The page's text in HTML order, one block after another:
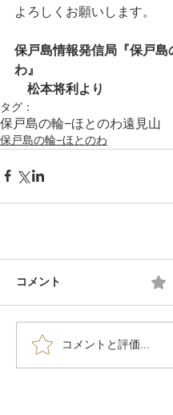
よろしくお願いします。
保戸島情報発信局『保戸島
わ』
松本将利より
タグ：
保戸島の輪−ほとのわ遠見山
保戸島の輪−ほとのわ
コメント
コメントと評価...